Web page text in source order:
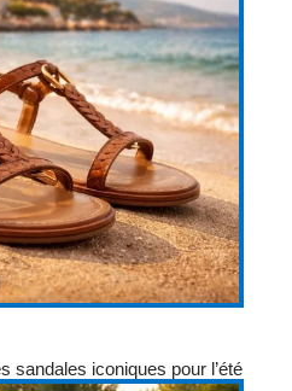
sandales iconiques pour l’été